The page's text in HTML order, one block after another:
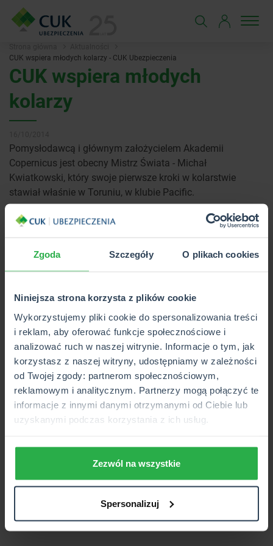
Zgoda Szczegóły O plikach cookies
Niniejsza strona korzysta z plików cookie
Wykorzystujemy pliki cookie do spersonalizowania treści
i reklam, aby oferować funkcje społecznościowe i
analizować ruch w naszej witrynie. Informacje o tym, jak
korzystasz z naszej witryny, udostępniamy w zależności
od Twojej zgody: partnerom społecznościowym,
reklamowym i analitycznym. Partnerzy mogą połączyć te
informacje z innymi danymi otrzymanymi od Ciebie lub
uzyskanymi podczas korzystania z ich usług.
Zezwól na wszystkie
Spersonalizuj
CUK wspiera młodych kolarzy - CUK Ubezpieczenia
CUK wspiera młodych
kolarzy
Pomysłodawcą i głównym założycielem Akademii
Copernicus jest obecny Mistrz Świata - Michał
Kwiatkowski, który swoje pierwsze kroki w kolarstwie
stawiał właśnie w Toruniu, w klubie Pacific.
Misją Akademii jest rozwój i popularyzacja wszystkich
form kolarstwa wśród dzieci i młodzieży, jak również ich
światowymi standardami.
jednym ze sponsorów Akademii. Ubezpieczamy klubowe
auta, trenerów, już blisko 200 zawodników oraz
sponsorujemy OC organizatorów imprez kolarskich.
Cieszymy się, że tak dużo dzieci wsiada na rowery.
Zgadzamy się w 100% z „Kwiato”, że to nie tylko sport, ale
szkoła życia.
2014-10-16
FacebookInstagramTikTokLinkedinYoutube